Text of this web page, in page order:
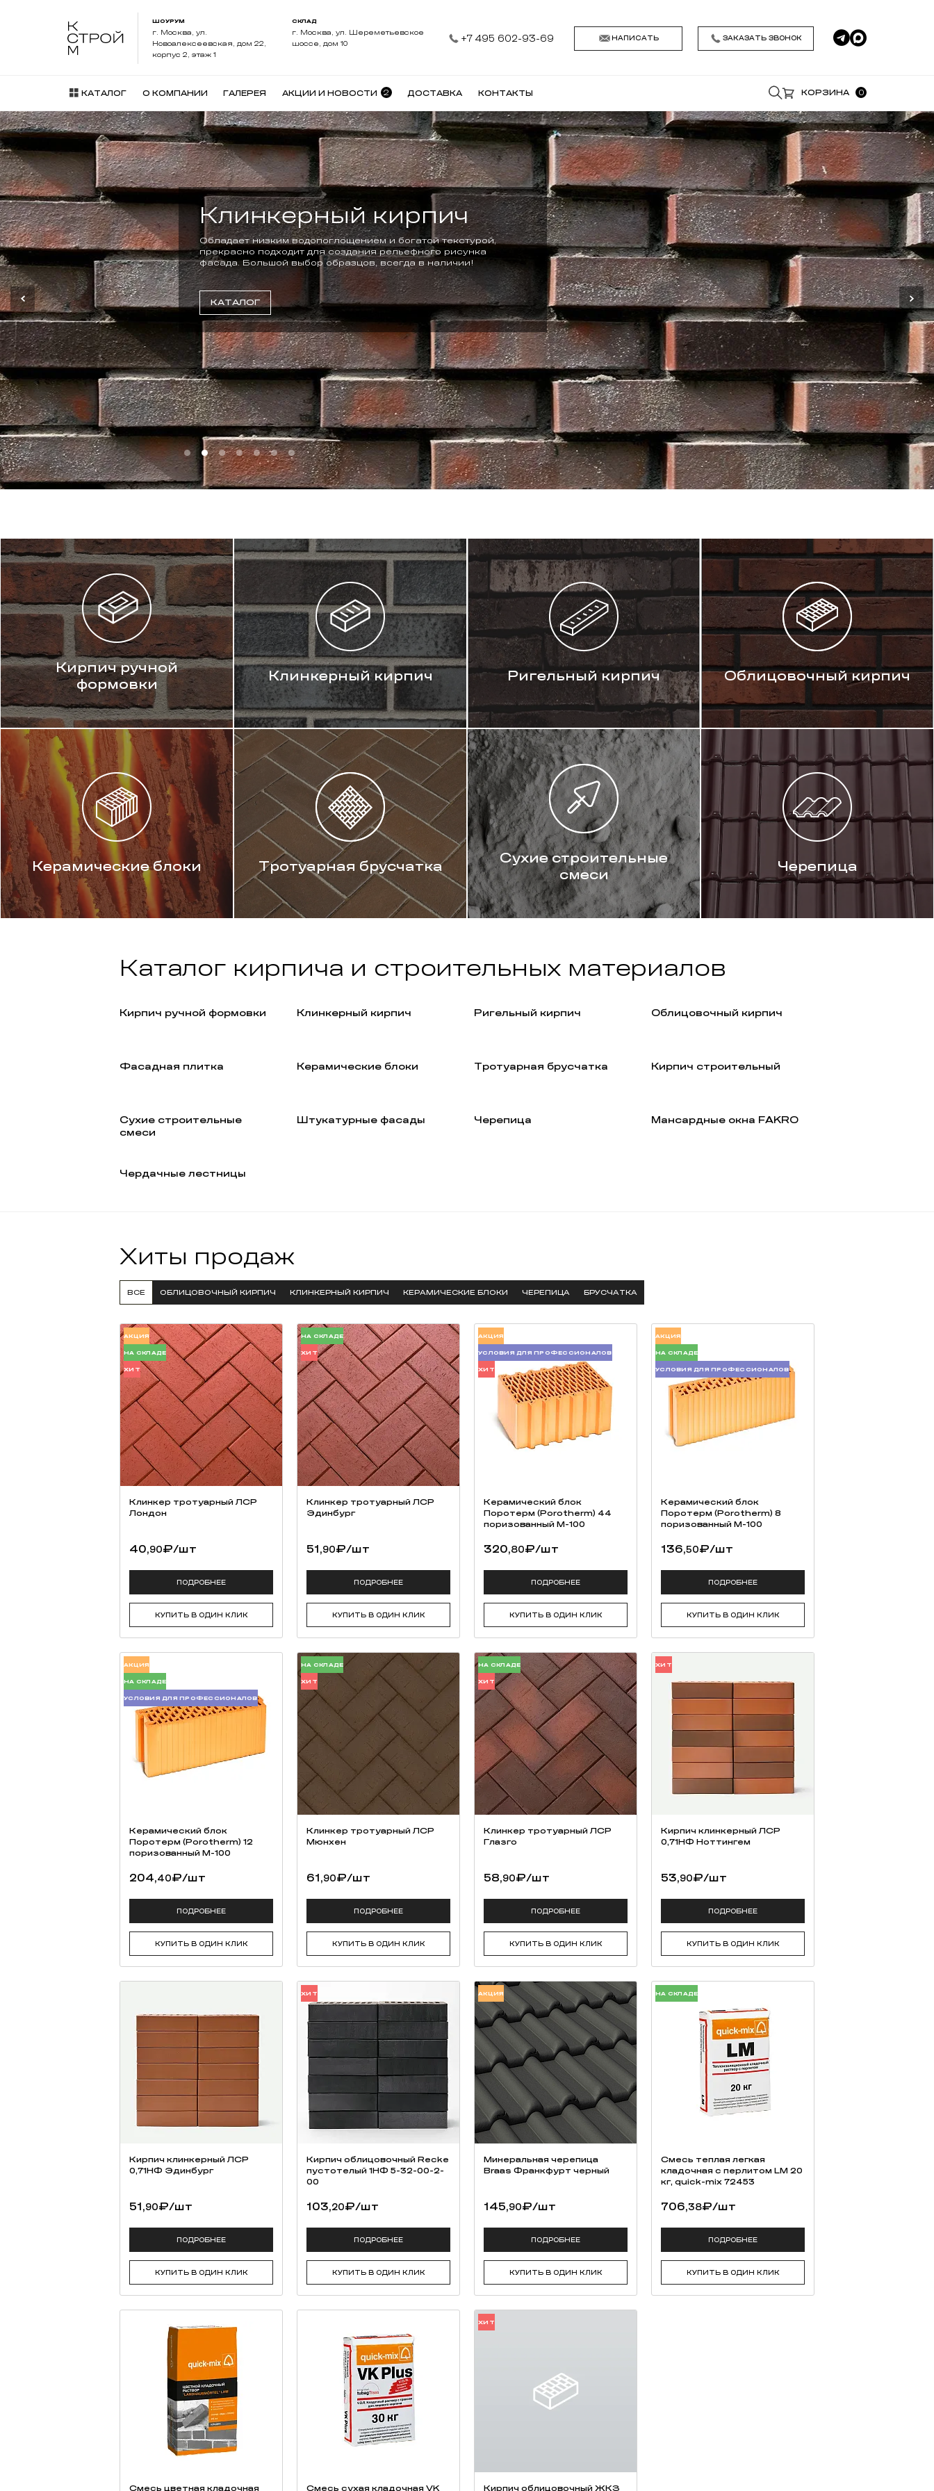
ШОУРУМ
г. Москва, ул.
Новоалексеевская, дом 22,
корпус 2, этаж 1
СКЛАД
г. Москва, ул. Шереметьевское
шоссе, дом 10
+7 495 602-93-69 НАПИСАТЬ ЗАКАЗАТЬ ЗВОНОК
*
Удобное время звонка
Я даю согласие на обработку моих
персональных данных , ознакомился и
принимаю условияПолитики
конфиденциальности
ЗАКАЗАТЬ ЗВОНОК
КАТАЛОГ О КОМПАНИИ ГАЛЕРЕЯ АКЦИИ И НОВОСТИ 2 ДОСТАВКА КОНТАКТЫ КОРЗИНА 0
Черепица Braas всегда
в наличии!
Одной из самых важных частей дома является кровля.
Сделаем расчет, поможем подобрать.
КАТАЛОГ
Кирпич ручной
формовки
Клинкерный кирпич Ригельный кирпич Облицовочный кирпич
Керамические блоки Тротуарная брусчатка
Сухие строительные
смеси
Черепица
Каталог кирпича и строительных материалов
Кирпич ручной формовки Клинкерный кирпич Ригельный кирпич Облицовочный кирпич
Фасадная плитка Керамические блоки Тротуарная брусчатка Кирпич строительный
Сухие строительные
смеси
Штукатурные фасады Черепица Мансардные окна FAKRO
Чердачные лестницы
Хиты продаж
ВСЕ ОБЛИЦОВОЧНЫЙ КИРПИЧ КЛИНКЕРНЫЙ КИРПИЧ КЕРАМИЧЕСКИЕ БЛОКИ ЧЕРЕПИЦА БРУСЧАТКА
АКЦИЯ
НА СКЛАДЕ
ХИТ
Клинкер тротуарный ЛСР
Лондон
40,90₽/шт
ПОДРОБНЕЕ
КУПИТЬ В ОДИН КЛИК
НА СКЛАДЕ
ХИТ
Клинкер тротуарный ЛСР
Эдинбург
51,90₽/шт
ПОДРОБНЕЕ
КУПИТЬ В ОДИН КЛИК
АКЦИЯ
УСЛОВИЯ ДЛЯ ПРОФЕССИОНАЛОВ
ХИТ
Керамический блок
Поротерм (Porotherm) 44
поризованный М-100
320,80₽/шт
ПОДРОБНЕЕ
КУПИТЬ В ОДИН КЛИК
АКЦИЯ
НА СКЛАДЕ
УСЛОВИЯ ДЛЯ ПРОФЕССИОНАЛОВ
Керамический блок
Поротерм (Porotherm) 8
поризованный М-100
136,50₽/шт
ПОДРОБНЕЕ
КУПИТЬ В ОДИН КЛИК
АКЦИЯ
НА СКЛАДЕ
УСЛОВИЯ ДЛЯ ПРОФЕССИОНАЛОВ
Керамический блок
Поротерм (Porotherm) 12
поризованный М-100
204,40₽/шт
ПОДРОБНЕЕ
КУПИТЬ В ОДИН КЛИК
НА СКЛАДЕ
ХИТ
Клинкер тротуарный ЛСР
Мюнхен
61,90₽/шт
ПОДРОБНЕЕ
КУПИТЬ В ОДИН КЛИК
НА СКЛАДЕ
ХИТ
Клинкер тротуарный ЛСР
Глазго
58,90₽/шт
ПОДРОБНЕЕ
КУПИТЬ В ОДИН КЛИК
ХИТ
Кирпич клинкерный ЛСР
0,71НФ Ноттингем
53,90₽/шт
ПОДРОБНЕЕ
КУПИТЬ В ОДИН КЛИК
Кирпич клинкерный ЛСР
0,71НФ Эдинбург
51,90₽/шт
ПОДРОБНЕЕ
КУПИТЬ В ОДИН КЛИК
ХИТ
Кирпич облицовочный Recke
пустотелый 1НФ 5-32-00-2-
00
103,20₽/шт
ПОДРОБНЕЕ
КУПИТЬ В ОДИН КЛИК
АКЦИЯ
Минеральная черепица
Braas Франкфурт черный
145,90₽/шт
ПОДРОБНЕЕ
КУПИТЬ В ОДИН КЛИК
НА СКЛАДЕ
Смесь теплая легкая
кладочная с перлитом LM 20
кг, quick-mix 72453
706,38₽/шт
ПОДРОБНЕЕ
КУПИТЬ В ОДИН КЛИК
Смесь цветная кладочная Смесь cухая кладочная VK
ХИТ
Кирпич облицовочный ЖКЗ